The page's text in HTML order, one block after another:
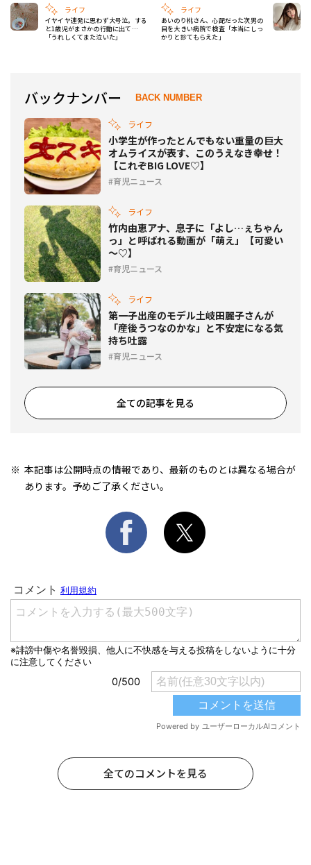
ライフ
イヤイヤ連発に思わず大号泣。する
と1歳児がまさかの行動に出て…
「うれしくてまた泣いた」
ライフ
あいのり桃さん、心配だった次男の
目を大きい病院で検査「本当にしっ
かりと診てもらえた」
バックナンバー BACK NUMBER
ライフ
小学生が作ったとんでもない重量の巨大
オムライスが表す、このうえなき幸せ！
【これぞBIG LOVE♡】
育児ニュース
ライフ
竹内由恵アナ、息子に「よし…ぇちゃん
っ」と呼ばれる動画が「萌え」【可愛い
～♡】
育児ニュース
ライフ
第一子出産のモデル土岐田麗子さんが
「産後うつなのかな」と不安定になる気
持ち吐露
育児ニュース
全ての記事を見る
本記事は公開時点の情報であり、最新のものとは異なる場合が
あります。予めご了承ください。
全てのコメントを見る